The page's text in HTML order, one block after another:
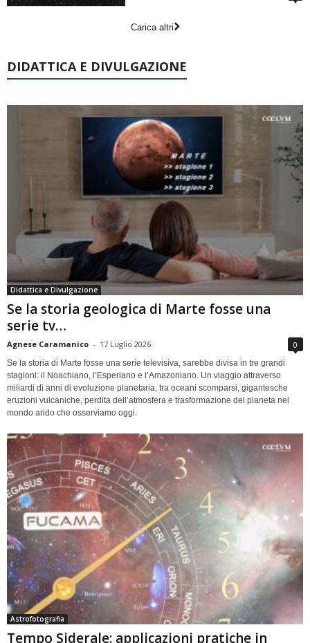
Carica altri
DIDATTICA E DIVULGAZIONE
Didattica e Divulgazione
Se la storia geologica di Marte fosse una
serie tv…
Agnese Caramanico - 17 Luglio 2026 0
Se la storia di Marte fosse una serie televisiva, sarebbe divisa in tre grandi
stagioni: il Noachiano, l’Esperiano e l’Amazoniano. Un viaggio attraverso
miliardi di anni di evoluzione planetaria, tra oceani scomparsi, gigantesche
eruzioni vulcaniche, perdita dell’atmosfera e trasformazione del pianeta nel
mondo arido che osserviamo oggi.
Astrofotografia
Tempo Siderale: applicazioni pratiche in